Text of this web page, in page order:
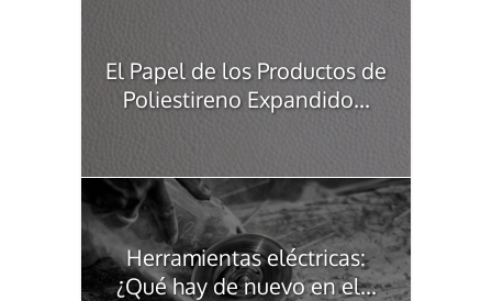
El Papel de los Productos de
Poliestireno Expandido...
Herramientas eléctricas:
¿Qué hay de nuevo en el...